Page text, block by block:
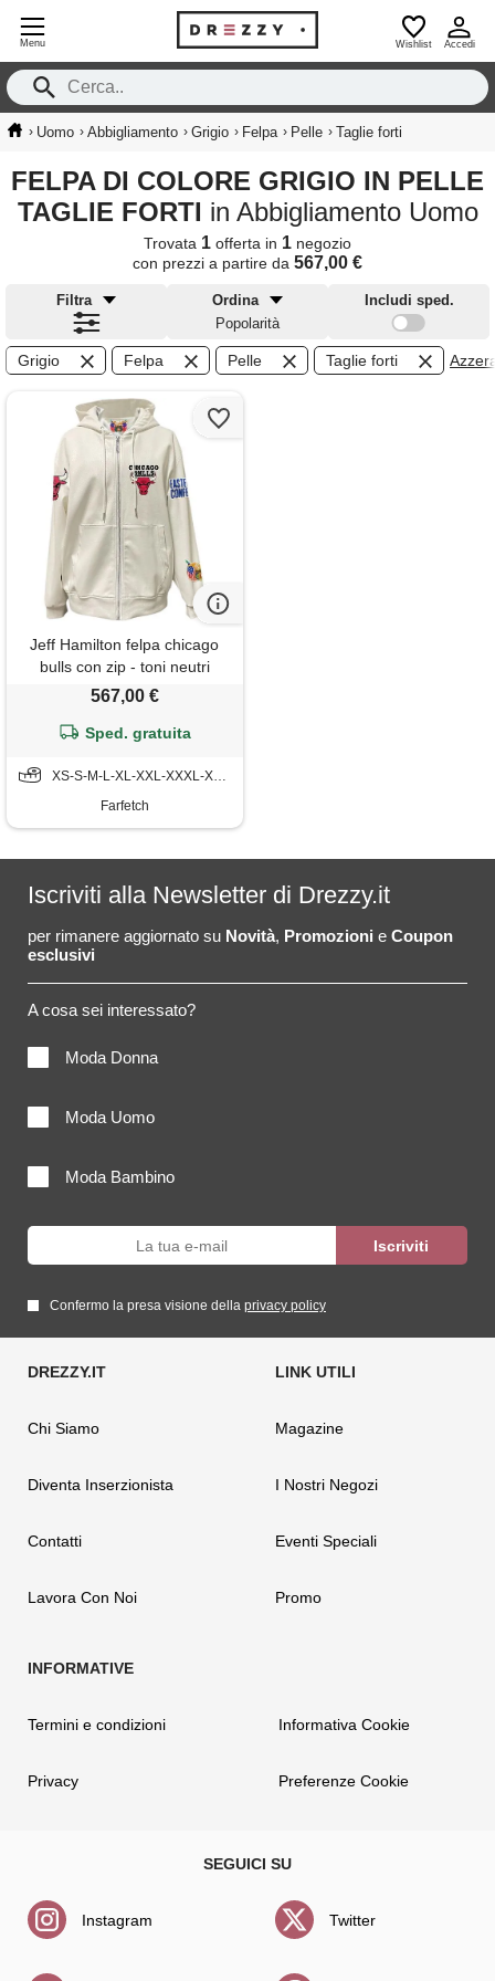
Menu Wishlist Accedi
› Uomo › Abbigliamento › Grigio › Felpa › Pelle › Taglie forti
FELPA DI COLORE GRIGIO IN PELLE
TAGLIE FORTI in Abbigliamento Uomo
Trovata 1 offerta in 1 negozio
con prezzi a partire da 567,00 €
Filtra
Ordina
Popolarità
Includi sped.
Grigio Felpa Pelle Taglie forti
Jeff Hamilton felpa chicago
bulls con zip - toni neutri
567,00 €
Sped. gratuita
XS-S-M-L-XL-XXL-XXXL-XXXXL
Farfetch
Iscriviti alla Newsletter di Drezzy.it
per rimanere aggiornato su Novità, Promozioni e Coupon
esclusivi
A cosa sei interessato?
Moda Donna
Moda Uomo
Moda Bambino
Confermo la presa visione della privacy policy
Chi Siamo
Diventa Inserzionista
Contatti
Lavora Con Noi
Magazine
I Nostri Negozi
Eventi Speciali
Promo
Termini e condizioni
Privacy
Informativa Cookie
Preferenze Cookie
Instagram Twitter